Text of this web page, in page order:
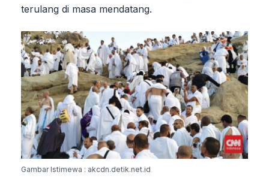
terulang di masa mendatang.
Gambar Istimewa : akcdn.detik.net.id